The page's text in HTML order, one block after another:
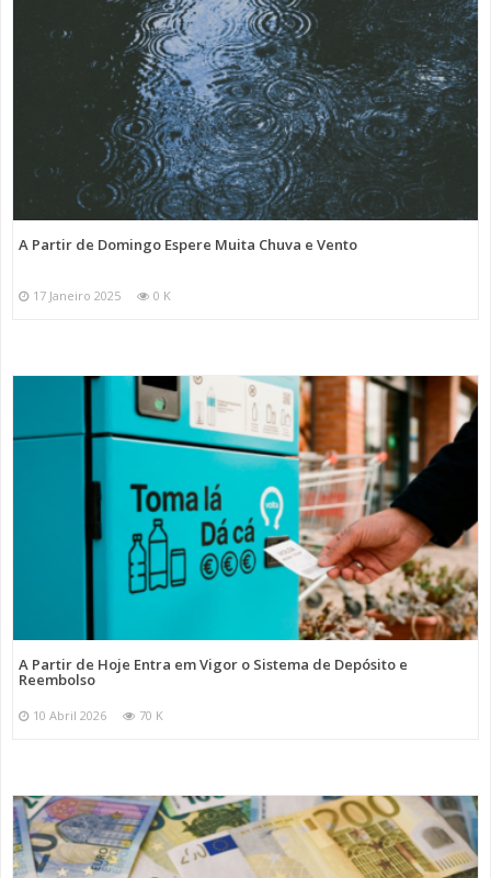
A Partir de Domingo Espere Muita Chuva e Vento
17 Janeiro 2025 0 K
A Partir de Hoje Entra em Vigor o Sistema de Depósito e
Reembolso
10 Abril 2026 70 K